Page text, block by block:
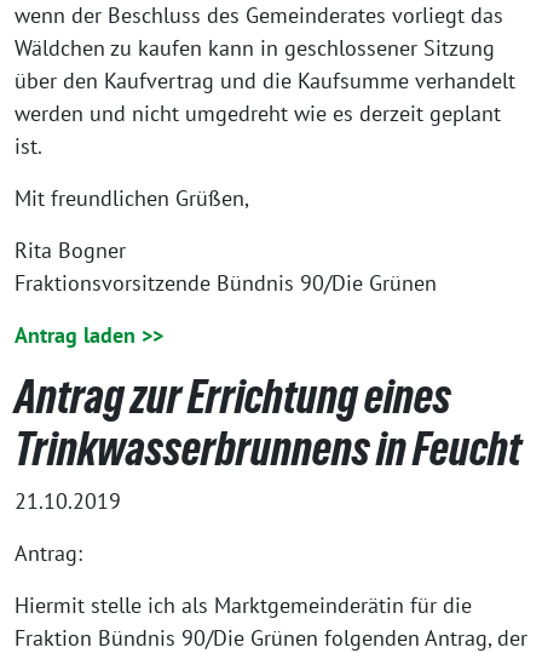
wenn der Beschluss des Gemeinderates vorliegt das
Wäldchen zu kaufen kann in geschlossener Sitzung
über den Kaufvertrag und die Kaufsumme verhandelt
werden und nicht umgedreht wie es derzeit geplant
ist.
Mit freundlichen Grüßen,
Rita Bogner
Fraktionsvorsitzende Bündnis 90/Die Grünen
Antrag laden >>
Antrag zur Errichtung eines
Trinkwasserbrunnens in Feucht
21.10.2019
Antrag:
Hiermit stelle ich als Marktgemeinderätin für die
Fraktion Bündnis 90/Die Grünen folgenden Antrag, der